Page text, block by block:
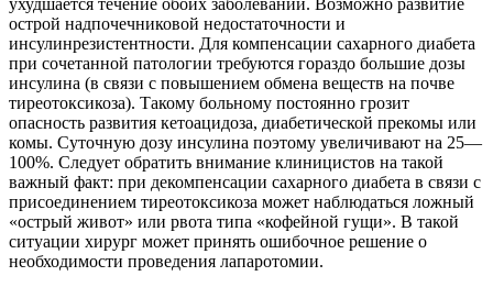
ухудшается течение обоих заболеваний. Возможно развитие
острой надпочечниковой недостаточности и
инсулинрезистентности. Для компенсации сахарного диабета
при сочетанной патологии требуются гораздо большие дозы
инсулина (в связи с повышением обмена веществ на почве
тиреотоксикоза). Такому больному постоянно грозит
опасность развития кетоацидоза, диабетической прекомы или
комы. Суточную дозу инсулина поэтому увеличивают на 25—
100%. Следует обратить внимание клиницистов на такой
важный факт: при декомпенсации сахарного диабета в связи с
присоединением тиреотоксикоза может наблюдаться ложный
«острый живот» или рвота типа «кофейной гущи». В такой
ситуации хирург может принять ошибочное решение о
необходимости проведения лапаротомии.